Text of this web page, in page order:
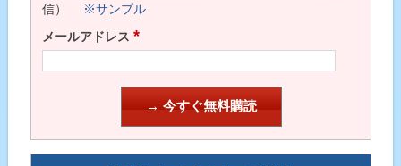
信）
※サンプル
メールアドレス *